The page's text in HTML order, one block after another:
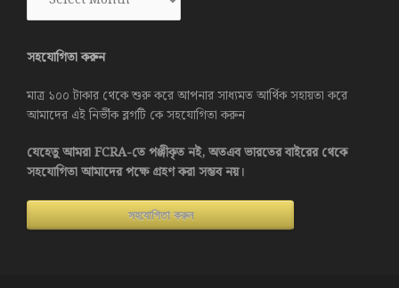
সহযোগিতা করুন
মাত্র ১০০ টাকার থেকে শুরু করে আপনার সাধ্যমত আর্থিক সহায়তা করে
আমাদের এই নির্ভীক ব্লগটি কে সহযোগিতা করুন
যেহেতু আমরা FCRA-তে পঞ্জীকৃত নই, অতএব ভারতের বাইরের থেকে
সহযোগিতা আমাদের পক্ষে গ্রহণ করা সম্ভব নয়।
সহযোগিতা করুন